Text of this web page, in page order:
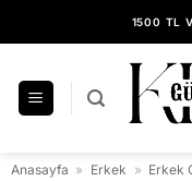
atla
1500 TL
KILINÇ
Anasayfa » Erkek » Erkek